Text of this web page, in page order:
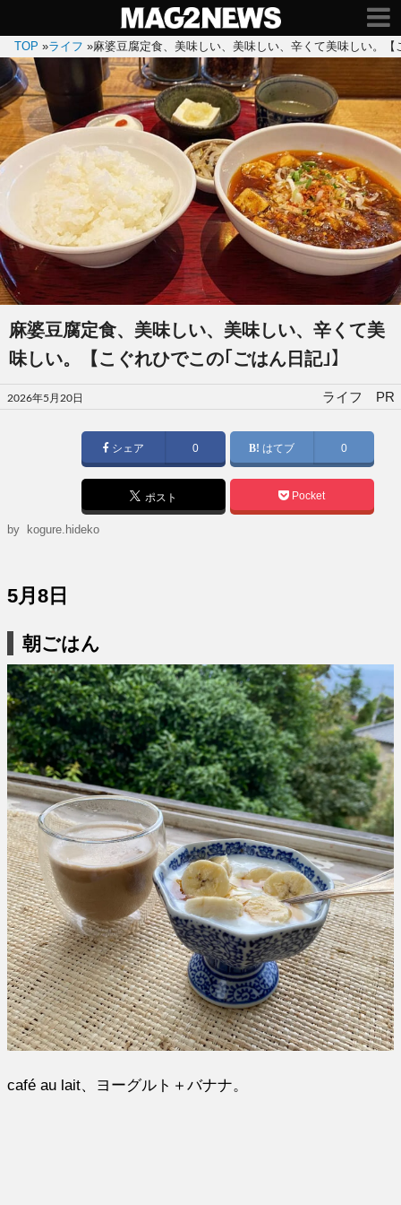
TOP »ライフ »麻婆豆腐定食、美味しい、美味しい、辛くて美味しい。
麻婆豆腐定食、美味しい、美味しい、辛くて美
味しい。【こぐれひでこの｢ごはん日記｣】
投
稿
2026年5月20日 ライフ PR
シェア 0 はてブ 0
ポスト Pocket
by kogure.hideko
5月8日
朝ごはん
café au lait、ヨーグルト＋バナナ。